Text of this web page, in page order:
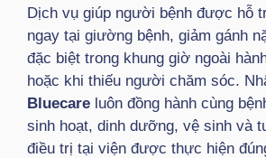
Dịch vụ giúp người bệnh được hỗ
ngay tại giường bệnh, giảm gánh
đặc biệt trong khung giờ ngoài
hoặc khi thiếu người chăm sóc.
Bluecare luôn đồng hành cùng
sinh hoạt, dinh dưỡng, vệ sinh và
điều trị tại viện được thực hiện